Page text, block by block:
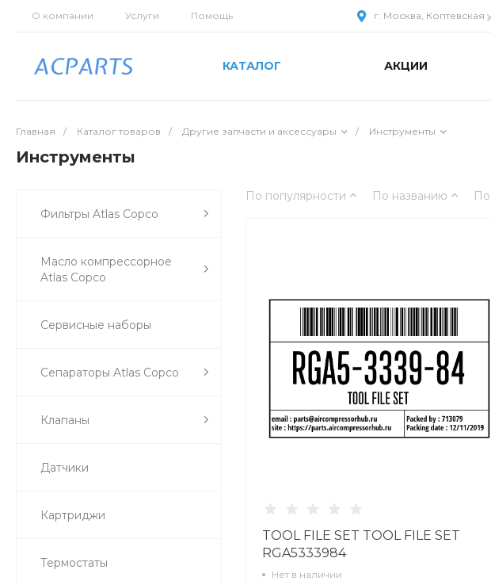
О компании Услуги Помощь г. Москва, Коптевская
КАТАЛОГ АКЦИИ
Главная / Каталог товаров / Другие запчасти и аксессуары / Инструменты
Инструменты
Фильтры Atlas Copco
Масло компрессорное
Atlas Copco
Сервисные наборы
Сепараторы Atlas Copco
Клапаны
Датчики
Картриджи
Термостаты
По популярности По названию
TOOL FILE SET TOOL FILE SET
RGA5333984
Нет в наличии